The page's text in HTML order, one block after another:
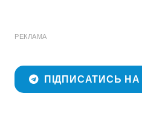
РЕКЛАМА
ПІДПИСАТИСЬ НА